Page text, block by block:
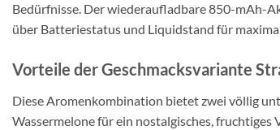
Bedürfnisse. Der wiederaufladbare 850-mAh-
über Batteriestatus und Liquidstand für
Vorteile der Geschmacksvariante
Diese Aromenkombination bietet zwei völlig
Wassermelone für ein nostalgisches,